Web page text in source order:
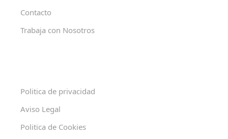
Contacto
Trabaja con Nosotros
Politica de privacidad
Aviso Legal
Politica de Cookies